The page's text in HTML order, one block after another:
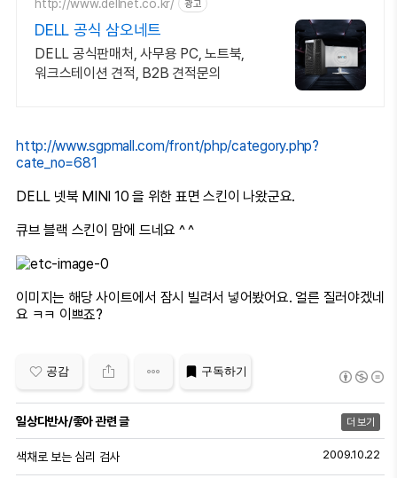
http://www.dellnet.co.kr/ 광고
DELL 공식 삼오네트
DELL 공식판매처, 사무용 PC, 노트북,
워크스테이션 견적, B2B 견적문의
http://www.sgpmall.com/front/php/category.php?
cate_no=681
DELL 넷북 MINI 10 을 위한 표면 스킨이 나왔군요.
큐브 블랙 스킨이 맘에 드네요 ^ ^
이미지는 해당 사이트에서 잠시 빌려서 넣어봤어요. 얼른 질러야겠네
요 ㅋㅋ 이쁘죠?
공감 구독하기
일상다반사/좋아 관련 글 더 보기
색채로 보는 심리 검사 2009.10.22